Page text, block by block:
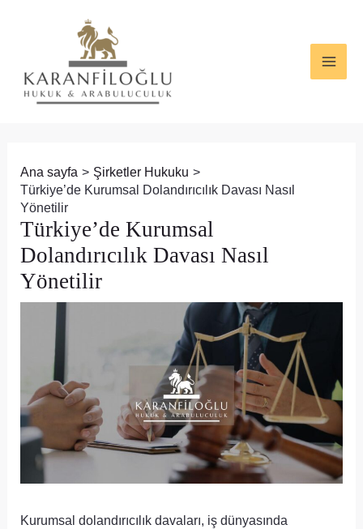
Ana sayfa
Şirketler Hukuku
Türkiye’de Kurumsal Dolandırıcılık Davası Nasıl
Yönetilir
Türkiye’de Kurumsal
Dolandırıcılık Davası Nasıl
Yönetilir
Kurumsal dolandırıcılık davaları, iş dünyasında